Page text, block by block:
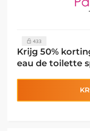
433
Krijg 50%
eau de toilette